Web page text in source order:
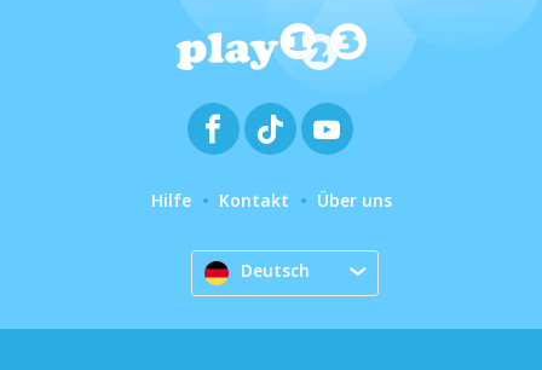
Hilfe Kontakt Über uns
Deutsch